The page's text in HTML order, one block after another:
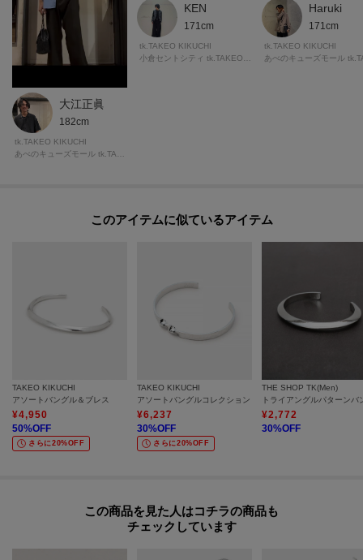
大江正眞
182cm
tk.TAKEO KIKUCHI
KEN
171cm
tk.TAKEO KIKUCHI
Haruki
171cm
tk.TAKEO KIKUCHI
このアイテムに似ているアイテム
TAKEO KIKUCHI
アソートバングル＆ブレス
¥4,950
50%OFF
さらに20%OFF
TAKEO KIKUCHI
アソートバングルコレクション
¥6,237
30%OFF
さらに20%OFF
THE SHOP TK(Men)
¥2,772
30%OFF
この商品を見た人はコチラの商品も
チェックしています